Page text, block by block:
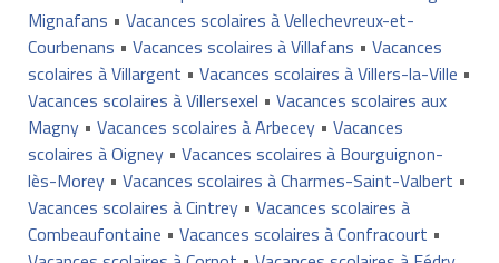
Mignafans • Vacances scolaires à Vellechevreux-et-
Courbenans • Vacances scolaires à Villafans • Vacances
scolaires à Villargent • Vacances scolaires à Villers-la-Ville •
Vacances scolaires à Villersexel • Vacances scolaires aux
Magny• Vacances scolaires à Arbecey• Vacances
scolaires à Oigney• Vacances scolaires à Bourguignon-
lès-Morey• Vacances scolaires à Charmes-Saint-Valbert •
Vacances scolaires à Cintrey• Vacances scolaires à
Combeaufontaine • Vacances scolaires à Confracourt •